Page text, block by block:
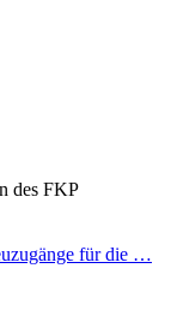
des FKP
für die …